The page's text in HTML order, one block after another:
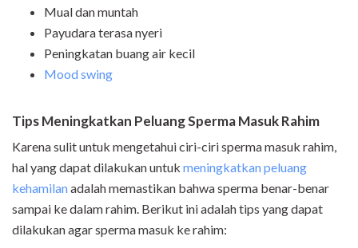
Mual dan muntah
Payudara terasa nyeri
Peningkatan buang air kecil
Mood swing
Tips Meningkatkan Peluang Sperma Masuk Rahim
Karena sulit untuk mengetahui ciri-ciri sperma masuk rahim,
hal yang dapat dilakukan untuk meningkatkan peluang
kehamilanadalah memastikan bahwa sperma benar-benar
sampai ke dalam rahim. Berikut ini adalah tips yang dapat
dilakukan agar sperma masuk ke rahim: